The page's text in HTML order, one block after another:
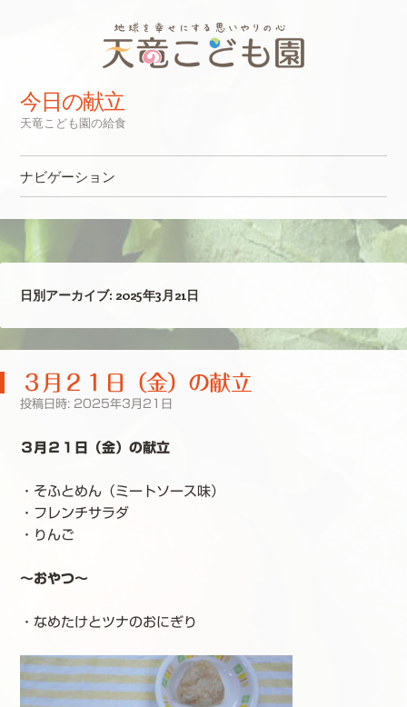
今日の献立
天竜こども園の給食
ナビゲーション
日別アーカイブ: 2025年3月21日
３月２１日（金）の献立
投稿日時: 2025年3月21日
３月２１日（金）の献立
・そふとめん（ミートソース味）
・フレンチサラダ
・りんご
～おやつ～
・なめたけとツナのおにぎり